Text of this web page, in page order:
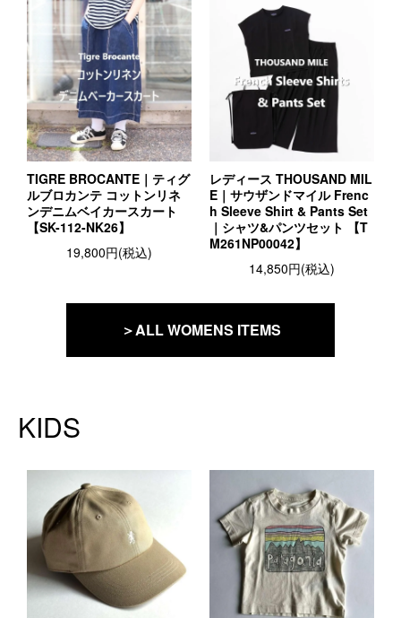
TIGRE BROCANTE｜ティグ
ルブロカンテ コットンリネ
ンデニムベイカースカート
【SK-112-NK26】
19,800円(税込)
レディース THOUSAND MIL
E｜サウザンドマイル Frenc
h Sleeve Shirt & Pants Set
｜シャツ&パンツセット 【T
M261NP00042】
14,850円(税込)
＞ALL WOMENS ITEMS
KIDS